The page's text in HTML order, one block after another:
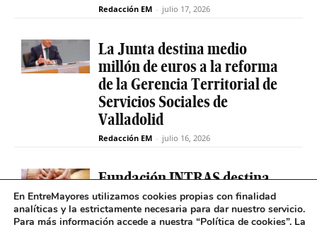
Redacción EM - julio 17, 2026
La Junta destina medio
millón de euros a la reforma
de la Gerencia Territorial de
Servicios Sociales de
Valladolid
Redacción EM - julio 16, 2026
Fundación INTRAS destina
6.000 euros a proyectos
sociales que impulsen la
En EntreMayores utilizamos cookies propias con finalidad
analíticas y la estrictamente necesaria para dar nuestro servicio.
Para más información accede a nuestra “Política de cookies”. La